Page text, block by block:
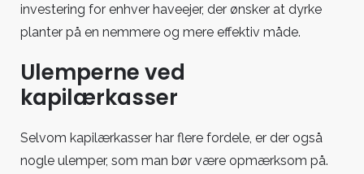
investering for enhver haveejer, der ønsker at dyrke
planter på en nemmere og mere effektiv måde.
Ulemperne ved
kapilærkasser
Selvom kapilærkasser har flere fordele, er der også
nogle ulemper, som man bør være opmærksom på.